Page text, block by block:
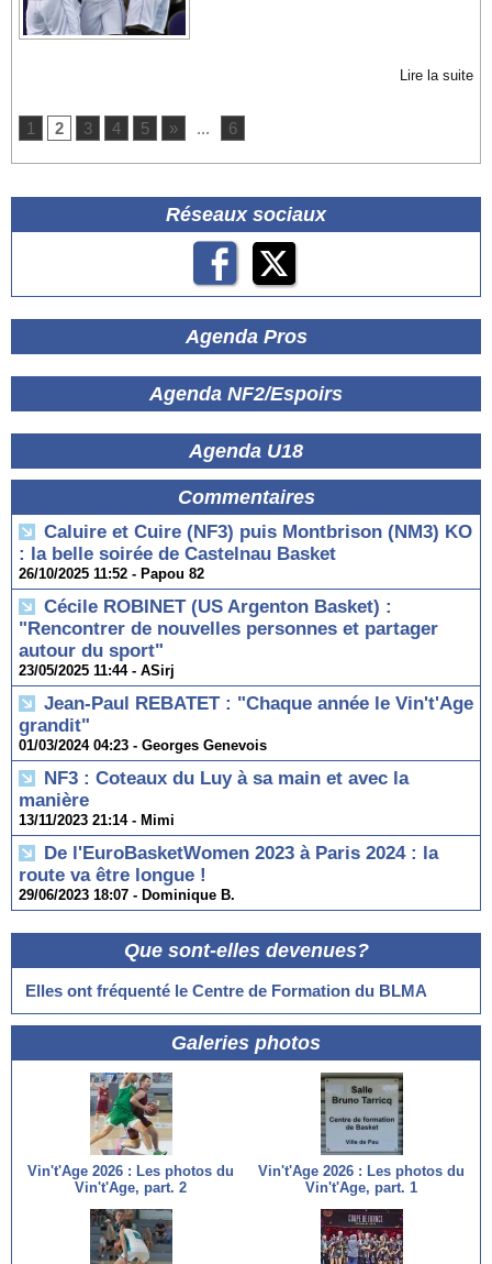
Réseaux sociaux
Agenda Pros
Agenda NF2/Espoirs
Agenda U18
Commentaires
Caluire et Cuire (NF3) puis Montbrison (NM3) KO
: la belle soirée de Castelnau Basket
26/10/2025 11:52 - Papou 82
Cécile ROBINET (US Argenton Basket) :
"Rencontrer de nouvelles personnes et partager
autour du sport"
23/05/2025 11:44 - ASirj
Jean-Paul REBATET : "Chaque année le Vin't'Age
grandit"
01/03/2024 04:23 - Georges Genevois
NF3 : Coteaux du Luy à sa main et avec la
manière
13/11/2023 21:14 - Mimi
De l'EuroBasketWomen 2023 à Paris 2024 : la
route va être longue !
29/06/2023 18:07 - Dominique B.
Lire la suite
1 2 3 4 5 » ... 6
Que sont-elles devenues?
Elles ont fréquenté le Centre de Formation du BLMA
Galeries photos
Vin't'Age 2026 : Les photos du
Vin't'Age, part. 2
Vin't'Age 2026 : Les photos du
Vin't'Age, part. 1